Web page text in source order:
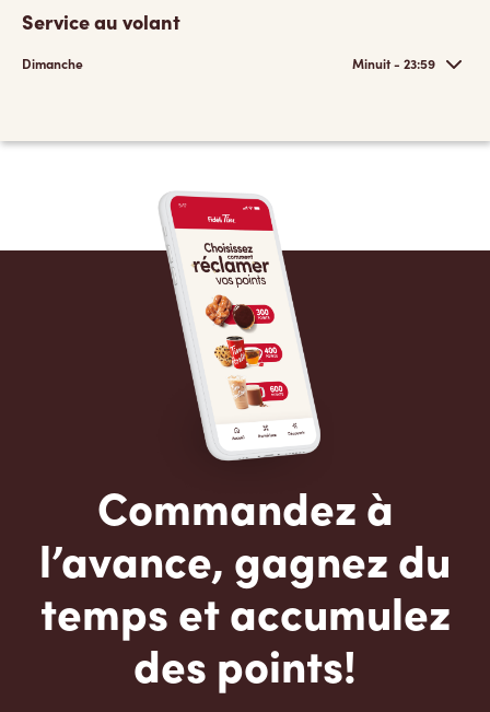
Service au volant
Dimanche Minuit - 23:59
Commandez à
l’avance, gagnez du
temps et accumulez
des points!